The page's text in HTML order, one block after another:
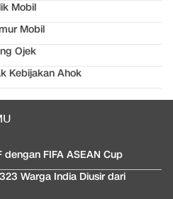
Mobil
Mobil
Ojek
Kebijakan Ahok
dengan FIFA ASEAN Cup
Warga India Diusir dari